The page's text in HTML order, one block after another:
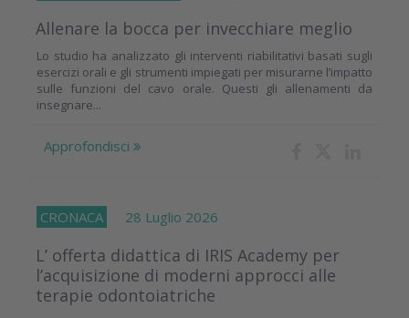
Allenare la bocca per invecchiare meglio
Lo studio ha analizzato gli interventi riabilitativi basati sugli
esercizi orali e gli strumenti impiegati per misurarne l’impatto
sulle funzioni del cavo orale. Questi gli allenamenti da
insegnare...
Approfondisci
CRONACA 28 Luglio 2026
L’ offerta didattica di IRIS Academy per
l’acquisizione di moderni approcci alle
terapie odontoiatriche